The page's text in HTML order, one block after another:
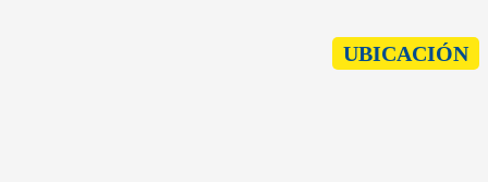
UBICACIÓN